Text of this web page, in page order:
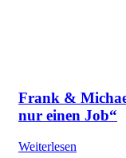
Frank &
nur einen Job“
Weiterlesen